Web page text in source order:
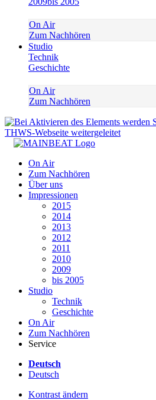
On Air
Zum Nachhören
Studio
Technik
Geschichte
On Air
Zum Nachhören
On Air
Zum Nachhören
Über uns
Impressionen
2015
2014
2013
2012
2011
2010
2009
bis 2005
Studio
Technik
Geschichte
On Air
Zum Nachhören
Service
Deutsch
Deutsch
Kontrast ändern